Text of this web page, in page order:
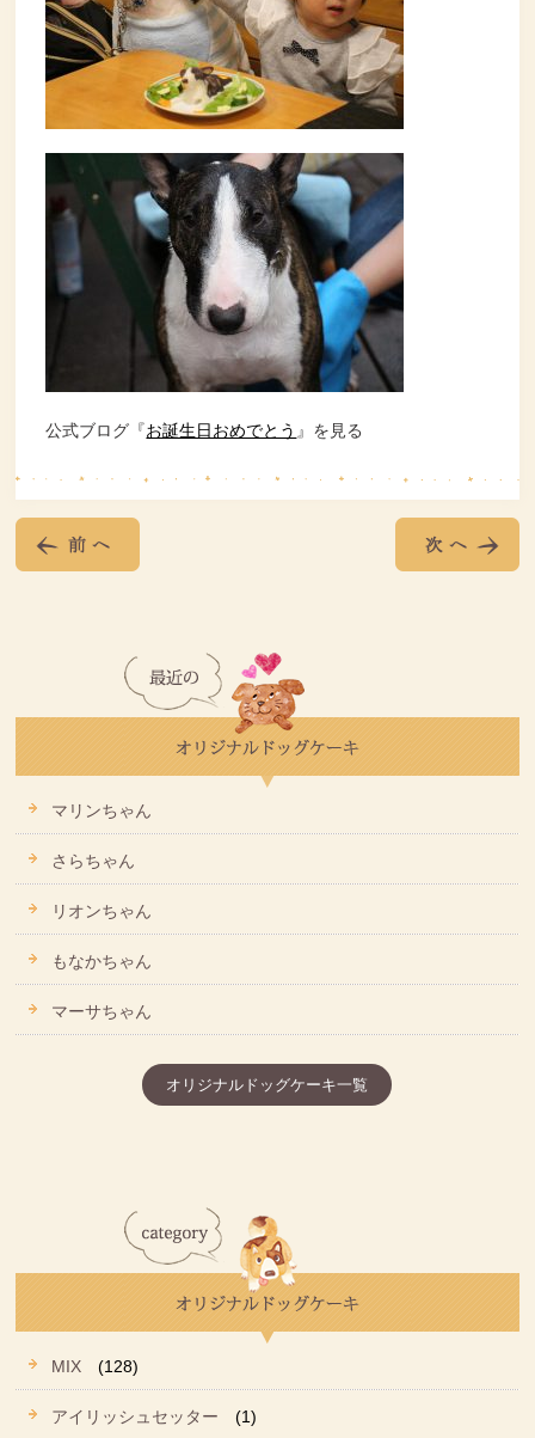
公式ブログ『お誕生日おめでとう 』を見る
マリンちゃん
さらちゃん
リオンちゃん
もなかちゃん
マーサちゃん
オリジナルドッグケーキ一覧
MIX (128)
アイリッシュセッター (1)